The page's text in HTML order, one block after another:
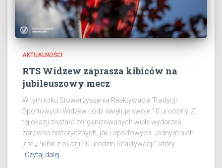
AKTUALNOŚCI
RTS Widzew zaprasza kibiców na
jubileuszowy mecz
W tym roku Stowarzyszenia Reaktywacja Tradycji
Sportowych Widzew Łódź świętuje swoje 10 urodziny. Z
tej okazji zostało zorganizowanych wiele wydarzeń,
zarówno historycznych, jak i sportowych. Jednym nich
jest „Piknik z okazji 10 urodzin Reaktywacji”, który
Czytaj dalej…